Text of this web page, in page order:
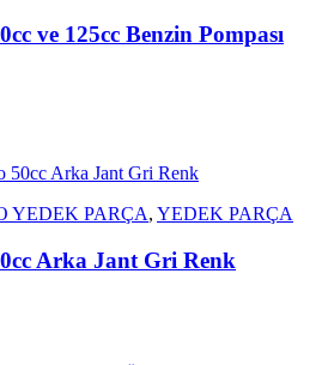
ve 125cc Benzin Pompası
YEDEK PARÇA, YEDEK PARÇA
Arka Jant Gri Renk